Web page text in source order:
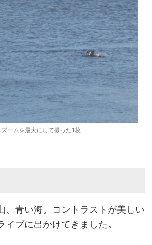
ズームを最大にして撮った1枚
、青い海。コントラストが美しい
イブに出かけてきました。